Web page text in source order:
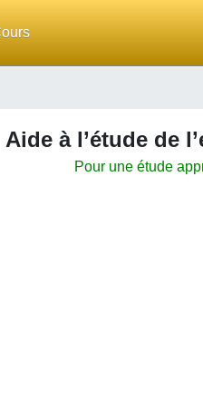
Aide à l’étude de
Pour une étude